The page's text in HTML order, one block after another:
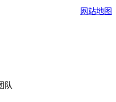
网站地图
队